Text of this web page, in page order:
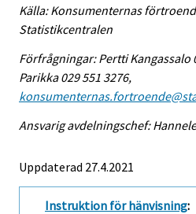
Källa: Konsumenternas
Statistikcentralen
Förfrågningar: Pertti Kangassalo
Parikka 029 551 3276,
Ansvarig avdelningschef:
Uppdaterad 27.4.2021
Instruktion för hänvisning: